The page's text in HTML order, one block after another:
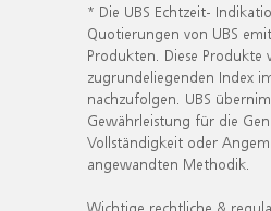
* Die UBS Echtzeit-
Quotierungen von UBS
Produkten. Diese Produkte
zugrundeliegenden Index
nachzufolgen. UBS
Gewährleistung für die
Vollständigkeit oder
angewandten Methodik.